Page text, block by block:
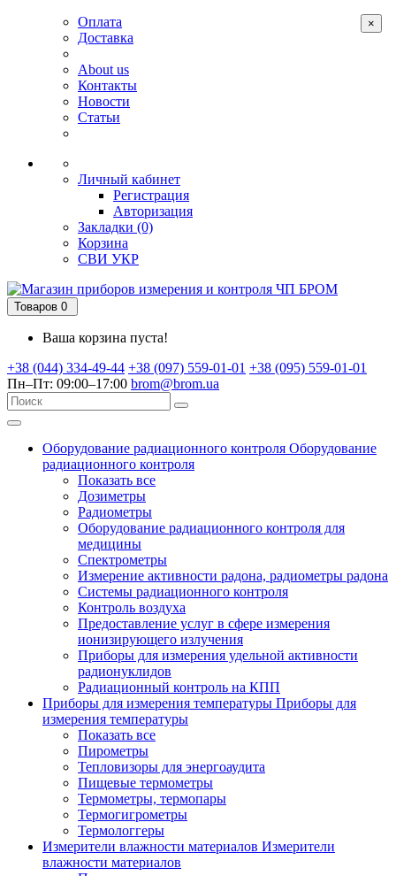
Оплата
Доставка
About us
Контакты
Новости
Статьи
Личный кабинет
Регистрация
Авторизация
Закладки (0)
Корзина
СВИ УКР
Товаров 0
Ваша корзина пуста!
+38 (044) 334-49-44 +38 (097) 559-01-01 +38 (095) 559-01-01
Пн–Пт: 09:00–17:00 brom@brom.ua
Оборудование радиационного контроля Оборудование
радиационного контроля
Показать все
Дозиметры
Радиометры
Оборудование радиационного контроля для
медицины
Спектрометры
Измерение активности радона, радиометры радона
Системы радиационного контроля
Контроль воздуха
Предоставление услуг в сфере измерения
ионизирующего излучения
Приборы для измерения удельной активности
радионуклидов
Радиационный контроль на КПП
Приборы для измерения температуры Приборы для
измерения температуры
Показать все
Пирометры
Тепловизоры для энергоаудита
Пищевые термометры
Термометры, термопары
Термогигрометры
Термологгеры
Измерители влажности материалов Измерители
влажности материалов
×